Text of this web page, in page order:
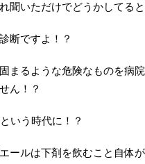
聞いただけでどうかしてる
断ですよ！？
まるような危険なものを病
ん！？
いう時代に！？
ールは下剤を飲むこと自体